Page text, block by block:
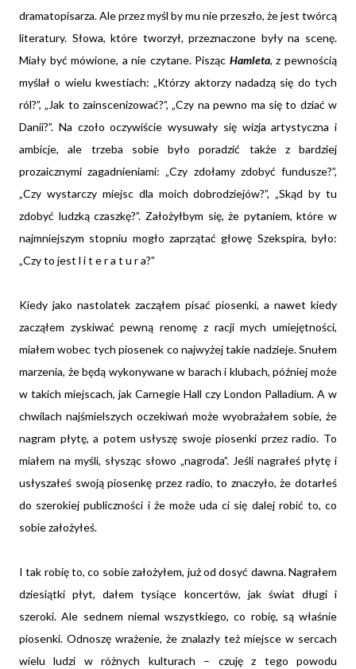
dramatopisarza. Ale przez myśl by mu nie przeszło, że jest twórcą
literatury. Słowa, które tworzył, przeznaczone były na scenę.
Miały być mówione, a nie czytane. Pisząc Hamleta, z pewnością
myślał o wielu kwestiach: „Którzy aktorzy nadadzą się do tych
ról?”, „Jak to zainscenizować?”, „Czy na pewno ma się to dziać w
Danii?”. Na czoło oczywiście wysuwały się wizja artystyczna i
ambicje, ale trzeba sobie było poradzić także z bardziej
prozaicznymi zagadnieniami: „Czy zdołamy zdobyć fundusze?”,
„Czy wystarczy miejsc dla moich dobrodziejów?”, „Skąd by tu
zdobyć ludzką czaszkę?”. Założyłbym się, że pytaniem, które w
najmniejszym stopniu mogło zaprzątać głowę Szekspira, było:
„Czy to jest l i t e r a t u r a?”
Kiedy jako nastolatek zacząłem pisać piosenki, a nawet kiedy
zacząłem zyskiwać pewną renomę z racji mych umiejętności,
miałem wobec tych piosenek co najwyżej takie nadzieje. Snułem
marzenia, że będą wykonywane w barach i klubach, później może
w takich miejscach, jak Carnegie Hall czy London Palladium. A w
chwilach najśmielszych oczekiwań może wyobrażałem sobie, że
nagram płytę, a potem usłyszę swoje piosenki przez radio. To
miałem na myśli, słysząc słowo „nagroda”. Jeśli nagrałeś płytę i
usłyszałeś swoją piosenkę przez radio, to znaczyło, że dotarłeś
do szerokiej publiczności i że może uda ci się dalej robić to, co
sobie założyłeś.
I tak robię to, co sobie założyłem, już od dosyć dawna. Nagrałem
dziesiątki płyt, dałem tysiące koncertów, jak świat długi i
szeroki. Ale sednem niemal wszystkiego, co robię, są właśnie
piosenki. Odnoszę wrażenie, że znalazły też miejsce w sercach
wielu ludzi w różnych kulturach – czuję z tego powodu